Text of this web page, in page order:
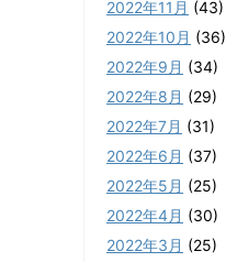
2022年11月 (43)
2022年10月 (36)
2022年9月 (34)
2022年8月 (29)
2022年7月 (31)
2022年6月 (37)
2022年5月 (25)
2022年4月 (30)
2022年3月 (25)